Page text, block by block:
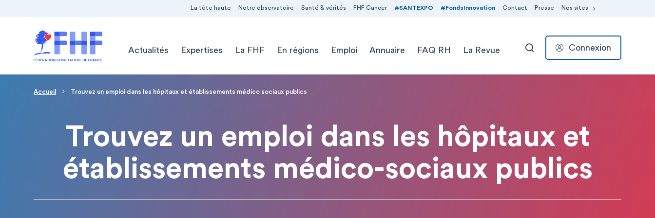
La tête haute Notre observatoire Santé & vérités FHF Cancer #SANTEXPO #FondsInnovation Contact Presse Nos sites
Actualités
Expertises La FHF En régions Emploi Annuaire FAQ RH La Revue RECHERCHER
Connexion
Page d'accueil
Fil d'Ariane
Accueil Trouvez un emploi dans les hôpitaux et établissements médico sociaux publics
Trouvez un emploi dans les hôpitaux et
établissements médico-sociaux publics